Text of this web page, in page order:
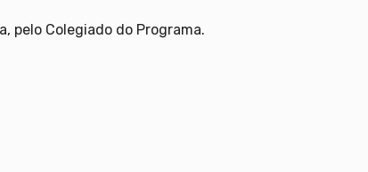
pelo Colegiado do Programa.